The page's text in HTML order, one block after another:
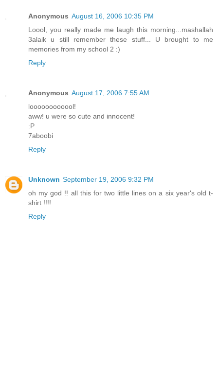
Anonymous August 16, 2006 10:35 PM
Loool, you really made me laugh this morning...mashallah
3alaik u still remember these stuff... U brought to me
memories from my school 2 :)
Reply
Anonymous August 17, 2006 7:55 AM
loooooooooool!
aww! u were so cute and innocent!
:P
7aboobi
Reply
Unknown September 19, 2006 9:32 PM
oh my god !! all this for two little lines on a six year's old t-
shirt !!!!
Reply